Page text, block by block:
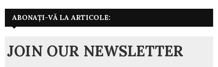
ABONAȚI-VĂ LA ARTICOLE:
JOIN OUR NEWSLETTER